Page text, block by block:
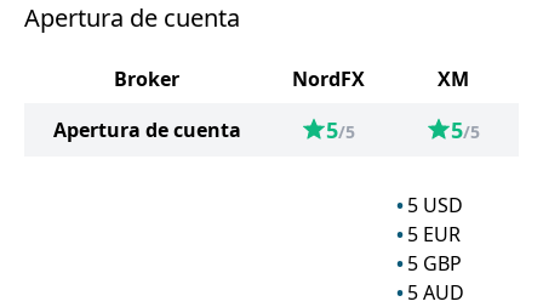
Apertura de cuenta
Broker NordFX
XM
Apertura de cuenta
5/5 5/5
5 USD
5 EUR
5 GBP
5 AUD